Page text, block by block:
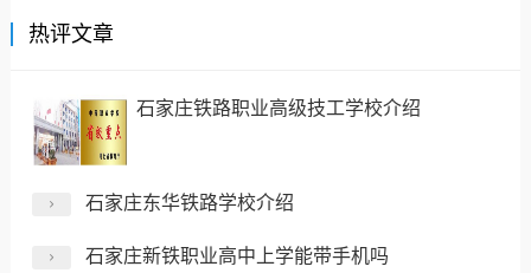
热评文章
石家庄铁路职业高级技工学校介绍
石家庄东华铁路学校介绍
石家庄新铁职业高中上学能带手机吗